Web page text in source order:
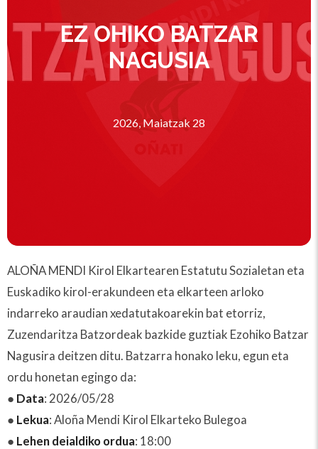
EZ OHIKO BATZAR
NAGUSIA
2026, Maiatzak 28
ALOÑA MENDI Kirol Elkartearen Estatutu Sozialetan eta
Euskadiko kirol-erakundeen eta elkarteen arloko
indarreko araudian xedatutakoarekin bat etorriz,
Zuzendaritza Batzordeak bazkide guztiak Ezohiko Batzar
Nagusira deitzen ditu. Batzarra honako leku, egun eta
ordu honetan egingo da:
● Data: 2026/05/28
● Lekua: Aloña Mendi Kirol Elkarteko Bulegoa
● Lehen deialdiko ordua: 18:00